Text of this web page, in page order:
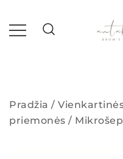
to
content
Pradžia /
priemonės /